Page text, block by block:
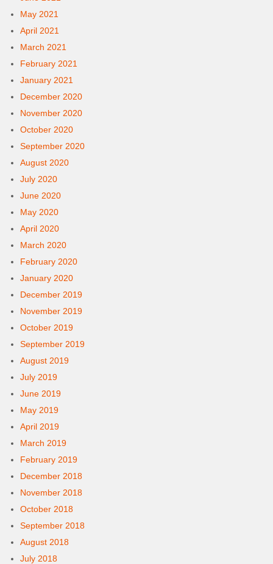
May 2021
April 2021
March 2021
February 2021
January 2021
December 2020
November 2020
October 2020
September 2020
August 2020
July 2020
June 2020
May 2020
April 2020
March 2020
February 2020
January 2020
December 2019
November 2019
October 2019
September 2019
August 2019
July 2019
June 2019
May 2019
April 2019
March 2019
February 2019
December 2018
November 2018
October 2018
September 2018
August 2018
July 2018